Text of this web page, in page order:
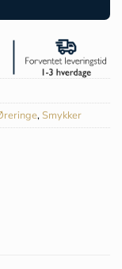
, Smykker